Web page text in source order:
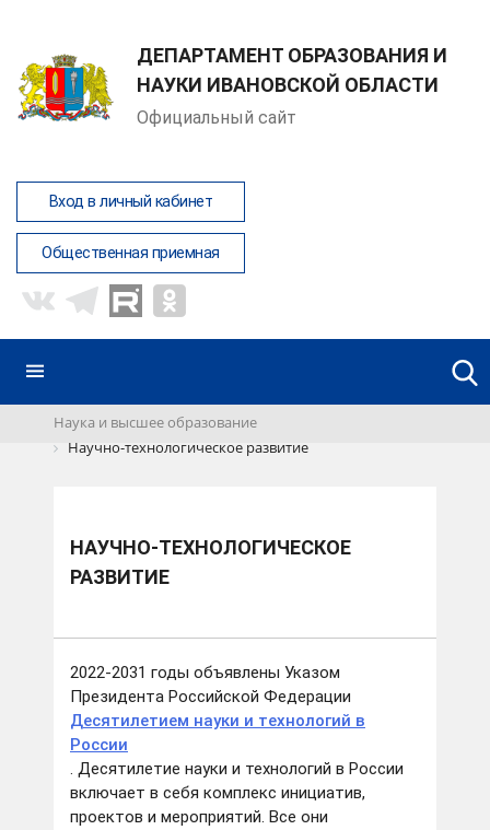
ДЕПАРТАМЕНТ ОБРАЗОВАНИЯ И
НАУКИ ИВАНОВСКОЙ ОБЛАСТИ
Официальный сайт
Вход в личный кабинет
Общественная приемная
Наука и высшее образование
Научно-технологическое развитие
НАУЧНО-ТЕХНОЛОГИЧЕСКОЕ
РАЗВИТИЕ
2022-2031 годы объявлены Указом
Президента Российской Федерации
Десятилетием науки и технологий в
России
. Десятилетие науки и технологий в России
включает в себя комплекс инициатив,
проектов и мероприятий. Все они